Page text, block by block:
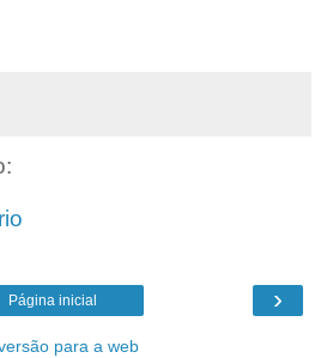
›
Página inicial
para a web